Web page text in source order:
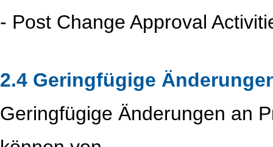
- Post Change Approval
2.4 Geringfügige
Geringfügige Änderungen an